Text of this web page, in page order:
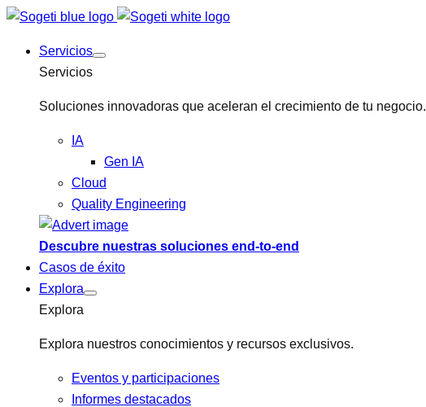
Servicios
Servicios
Soluciones innovadoras que aceleran el crecimiento de tu negocio.
IA
Gen IA
Cloud
Quality Engineering
Descubre nuestras soluciones end-to-end
Casos de éxito
Explora
Explora
Explora nuestros conocimientos y recursos exclusivos.
Eventos y participaciones
Informes destacados